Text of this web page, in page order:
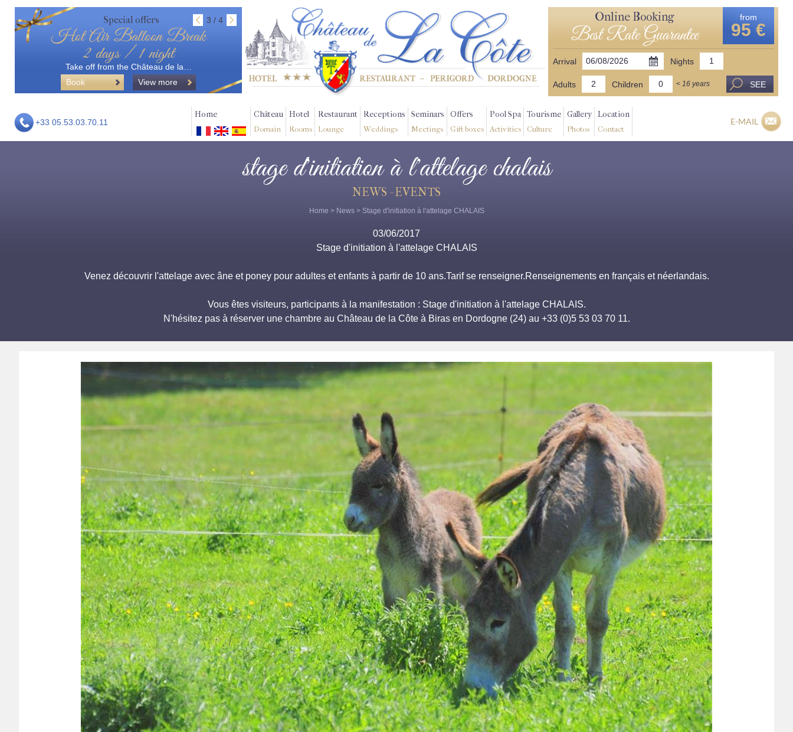
Special offers 3 / 4
Hot Air Balloon Break
2 days / 1 night
Take off from the Château de la…
Book
View more
Online Booking
Best Rate Guarantee
from
95 €
Arrival Nights
Adults Children < 16 years SEE
+33 05.53.03.70.11
Home Château
Domain
Hotel
Rooms
Restaurant
Lounge
Receptions
Weddings
Seminars
Meetings
Offers
Gift boxes
Pool Spa
Activities
Tourisme
Culture
Gallery
Photos
Location
Contact
E-MAIL
stage d'initiation à l'attelage chalais
NEWS - EVENTS
Home > News> Stage d'initiation à l'attelage CHALAIS
03/06/2017
Stage d'initiation à l'attelage CHALAIS
Venez découvrir l'attelage avec âne et poney pour adultes et enfants à partir de 10 ans.Tarif se renseigner.Renseignements en français et néerlandais.
Vous êtes visiteurs, participants à la manifestation : Stage d'initiation à l'attelage CHALAIS.
N'hésitez pas à réserver une chambre au Château de la Côte à Biras en Dordogne (24) au +33 (0)5 53 03 70 11.